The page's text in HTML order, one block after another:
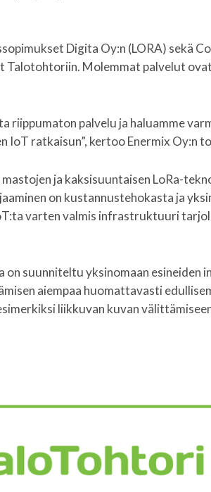
Digita Oy:n (LORA) sekä
Talotohtoriin. Molemmat palvelut
riippumaton palvelu ja haluamme
IoT ratkaisun”, kertoo Enermix Oy:n
ja kaksisuuntaisen LoRa-
on kustannustehokasta ja
varten valmis infrastruktuuri
suunniteltu yksinomaan esineiden
aiempaa huomattavasti
liikkuvan kuvan